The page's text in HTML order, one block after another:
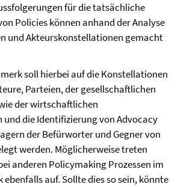
für die tatsächliche
Policies können anhand der Analyse
und Akteurskonstellationen gemacht
soll hierbei auf die Konstellationen
Parteien, der gesellschaftlichen
der wirtschaftlichen
und die Identifizierung von Advocacy
der Befürworter und Gegner von
werden. Möglicherweise treten
anderen Policymaking Prozessen im
auf. Sollte dies so sein, könnte